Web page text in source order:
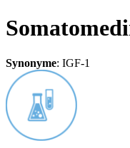
Synonyme: IGF-1